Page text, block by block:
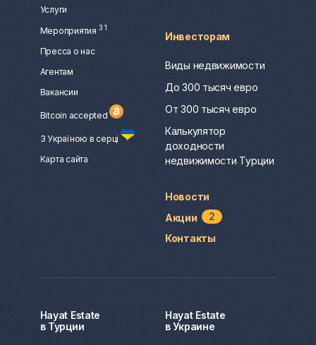
Услуги
Мероприятия 3 1
Пресса о нас
Агентам
Вакансии
Bitcoin accepted
З Україною в серці
Карта сайта
Инвесторам
Виды недвижимости
До 300 тысяч евро
От 300 тысяч евро
Калькулятор
доходности
недвижимости Турции
Новости
Акции
2
Контакты
Hayat Estate
в Турции
Hayat Estate
в Украине